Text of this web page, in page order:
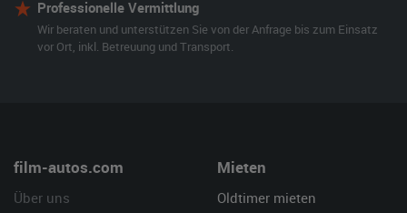
Professionelle Vermittlung
Wir beraten und unterstützen Sie von der Anfrage bis zum Einsatz
vor Ort, inkl. Betreuung und Transport.
film-autos.com
Über uns
Mieten
Oldtimer mieten